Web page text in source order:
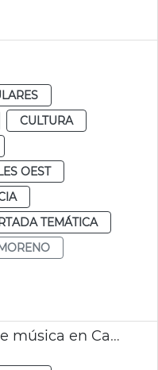
CULTURA
OEST
TEMÁTICA
Concierto de bandas de música en Castellar-l'Oliveral